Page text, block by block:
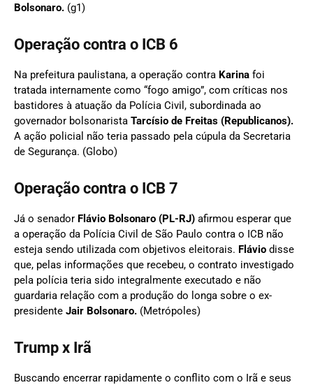
Bolsonaro. (g1)
Operação contra o ICB 6
Na prefeitura paulistana, a operação contra Karina foi
tratada internamente como “fogo amigo”, com críticas nos
bastidores à atuação da Polícia Civil, subordinada ao
governador bolsonarista Tarcísio de Freitas (Republicanos).
A ação policial não teria passado pela cúpula da Secretaria
de Segurança. (Globo)
Operação contra o ICB 7
Já o senador Flávio Bolsonaro (PL-RJ) afirmou esperar que
a operação da Polícia Civil de São Paulo contra o ICB não
esteja sendo utilizada com objetivos eleitorais. Flávio disse
que, pelas informações que recebeu, o contrato investigado
pela polícia teria sido integralmente executado e não
guardaria relação com a produção do longa sobre o ex-
presidente Jair Bolsonaro. (Metrópoles)
Trump x Irã
Buscando encerrar rapidamente o conflito com o Irã e seus